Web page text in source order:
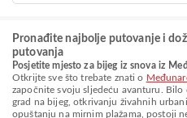
Pronađite najbolje putovanje i
putovanja
Posjetite mjesto za bijeg iz snova iz
Otkrijte sve što trebate znati o
započnite svoju sljedeću avanturu.
grad na bijeg, otkrivanju živahnih
opuštanju na mirnim plažama, postoji